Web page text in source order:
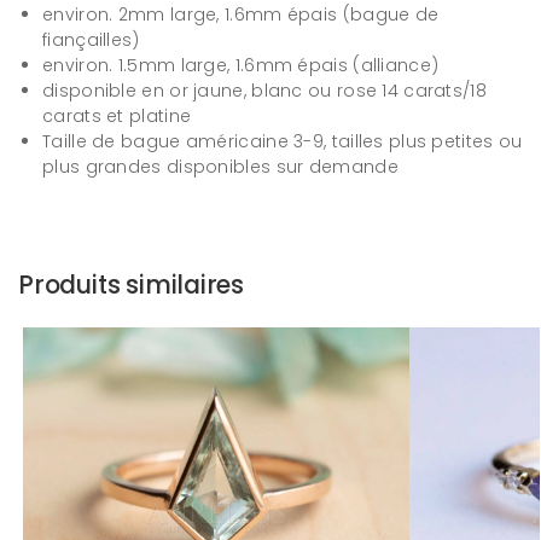
environ. 2mm large, 1.6mm épais (bague de
fiançailles)
environ. 1.5mm large, 1.6mm épais (alliance)
disponible en or jaune, blanc ou rose 14 carats/18
carats et platine
Taille de bague américaine 3-9, tailles plus petites ou
plus grandes disponibles sur demande
Produits similaires